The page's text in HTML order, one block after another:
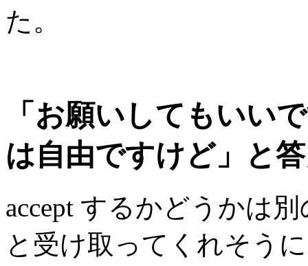
た。
「お願いしてもいい
は自由ですけど」と
accept するかどうかは
と受け取ってくれそう